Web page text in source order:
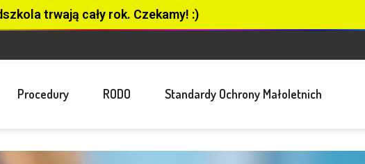
trwają cały rok. Czekamy! :)
Procedury RODO Standardy Ochrony Małoletnich